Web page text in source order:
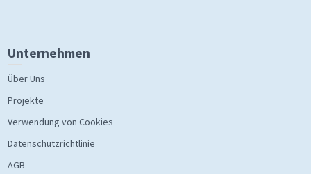
Unternehmen
Über Uns
Projekte
Verwendung von Cookies
Datenschutzrichtlinie
AGB